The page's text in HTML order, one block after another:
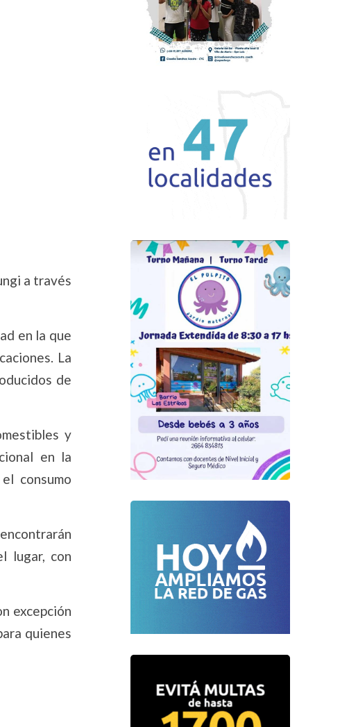
a través
en la que
La
de
y
en la
consumo
lugar, con
excepción
quienes